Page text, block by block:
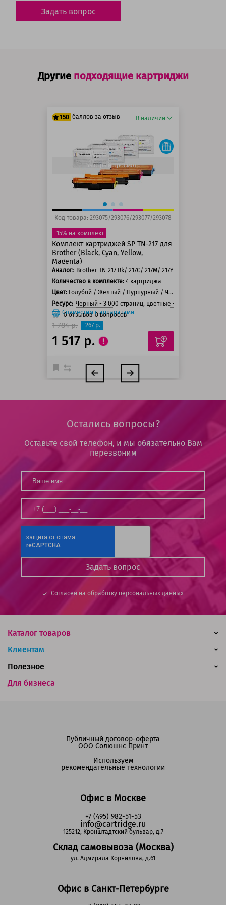
Задать вопрос
Другие подходящие картриджи
150 баллов за отзыв
125 баллов
150 баллов
В наличии
Быстрый просмотр
Код товара: 293075/293076/293077/293078
-15% на комплект
Комплект картриджей SP TN-217 для
Brother (Black, Cyan, Yellow,
Magenta)
Аналог: Brother TN-217 Bk/ 217C/ 217M/ 217Y
Количество в комплекте: 4 картриджа
Цвет: Голубой / Желтый / Пурпурный / Черный
Ресурс: Черный - 3 000 страниц, цветные - 2 300 страниц
0отзывов 0вопросов
Совместим с аппаратами
1 784 р. -267 р.
1 517 р.
Остались вопросы?
Оставьте свой телефон, и мы обязательно Вам
перезвоним
Согласен на обработку персональных данных
Каталог товаров
Клиентам
Для бизнеса
Полезное
Офис в Москве
+7 (495) 982-51-53
info@cartridge.ru
125212, Кронштадтский бульвар, д.7
Склад самовывоза (Москва)
ул. Адмирала Корнилова, д.61
Офис в Санкт-Петербурге
Публичный договор-оферта
ООО Солюшнс Принт
Используем
рекомендательные технологии